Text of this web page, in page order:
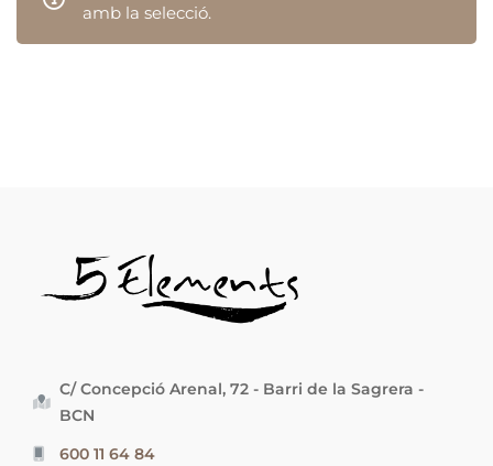
amb la selecció.
C/ Concepció Arenal, 72 - Barri de la Sagrera -
BCN
600 11 64 84